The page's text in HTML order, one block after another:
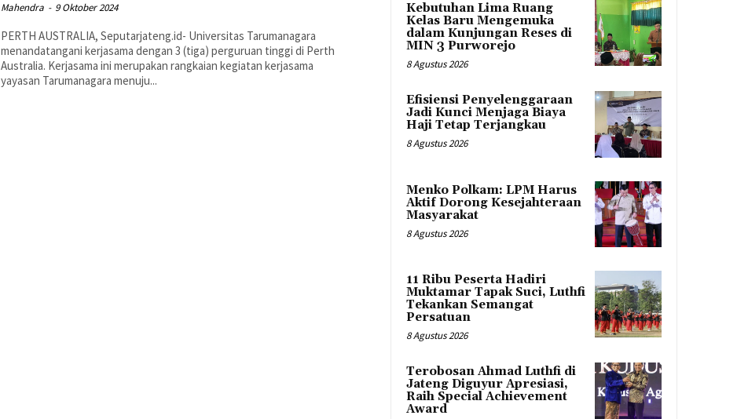
Mahendra - 9 Oktober 2024
PERTH AUSTRALIA, Seputarjateng.id- Universitas Tarumanagara
menandatangani kerjasama dengan 3 (tiga) perguruan tinggi di Perth
Australia. Kerjasama ini merupakan rangkaian kegiatan kerjasama
yayasan Tarumanagara menuju...
Kebutuhan Lima Ruang
Kelas Baru Mengemuka
dalam Kunjungan Reses di
MIN 3 Purworejo
8 Agustus 2026
Efisiensi Penyelenggaraan
Jadi Kunci Menjaga Biaya
Haji Tetap Terjangkau
8 Agustus 2026
Menko Polkam: LPM Harus
Aktif Dorong Kesejahteraan
Masyarakat
8 Agustus 2026
11 Ribu Peserta Hadiri
Muktamar Tapak Suci, Luthfi
Tekankan Semangat
Persatuan
8 Agustus 2026
Terobosan Ahmad Luthfi di
Jateng Diguyur Apresiasi,
Raih Special Achievement
Award